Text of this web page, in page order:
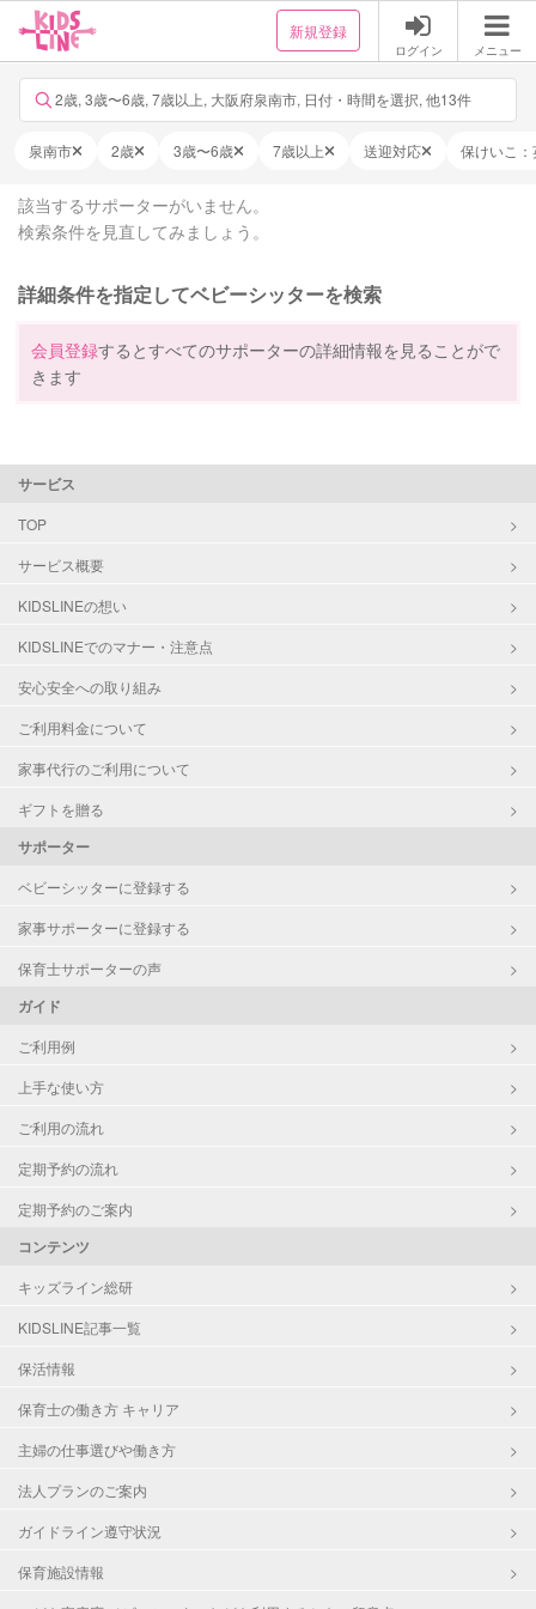
新規登録
ログイン メニュー
2歳, 3歳〜6歳, 7歳以上, 大阪府泉南市, 日付・時間を選択, 他13件
泉南市 2歳 3歳〜6歳 7歳以上 送迎対応 保けいこ：
該当するサポーターがいません。
検索条件を見直してみましょう。
詳細条件を指定してベビーシッターを検索
会員登録するとすべてのサポーターの詳細情報を見ることがで
きます
サービス
TOP
サービス概要
KIDSLINEの想い
KIDSLINEでのマナー・注意点
安心安全への取り組み
ご利用料金について
家事代行のご利用について
ギフトを贈る
サポーター
ベビーシッターに登録する
家事サポーターに登録する
保育士サポーターの声
ガイド
ご利用例
上手な使い方
ご利用の流れ
定期予約の流れ
定期予約のご案内
コンテンツ
キッズライン総研
KIDSLINE記事一覧
保活情報
保育士の働き方 キャリア
主婦の仕事選びや働き方
法人プランのご案内
ガイドライン遵守状況
保育施設情報